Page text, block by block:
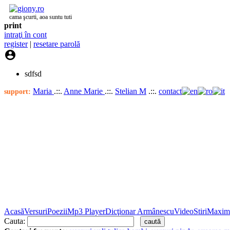
cama şcurti, aoa suntu tuti
print
intraţi în cont
register| resetare parolă

sdfsd
support: Maria .::. Anne Marie .::. Stelian M .::. contact
AcasăVersuriPoeziiMp3 PlayerDicţionar ArmânescuVideoStiri
Cauta: